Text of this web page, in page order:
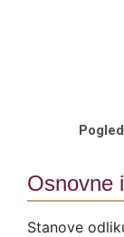
Osnovne
Stanove